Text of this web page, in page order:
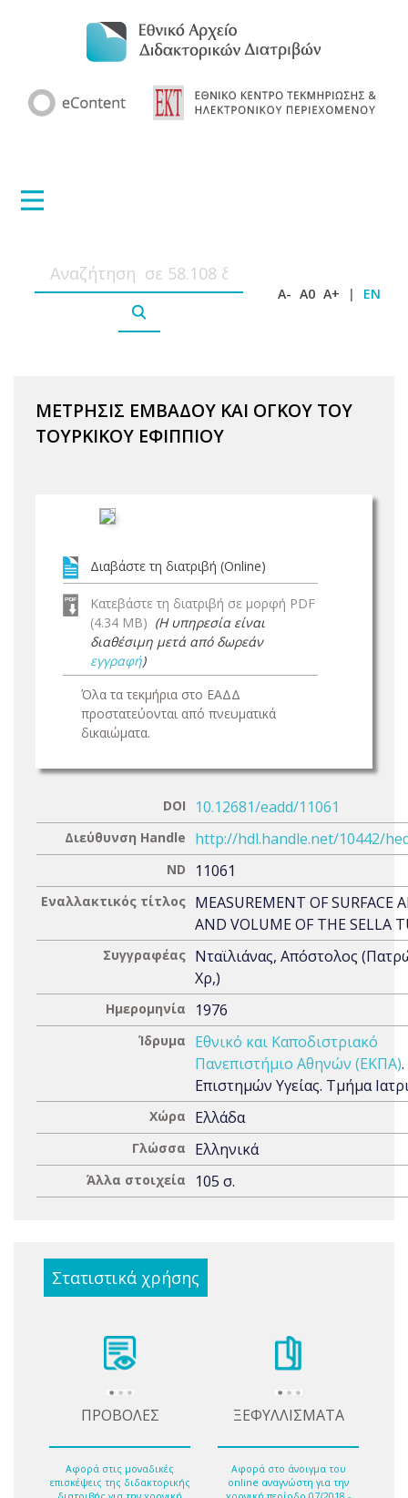
A- A0 A+ | EN
ΜΕΤΡΗΣΙΣ ΕΜΒΑΔΟΥ ΚΑΙ ΟΓΚΟΥ ΤΟΥ
ΤΟΥΡΚΙΚΟΥ ΕΦΙΠΠΙΟΥ
Διαβάστε τη διατριβή (Online)
Κατεβάστε τη διατριβή σε μορφή PDF
(4.34 MB) (Η υπηρεσία είναι
διαθέσιμη μετά από δωρεάν
εγγραφή)
Όλα τα τεκμήρια στο ΕΑΔΔ
προστατεύονται από πνευματικά
δικαιώματα.
DOI 10.12681/eadd/11061
Διεύθυνση Handle http://hdl.handle.net/10442/
ND 11061
Εναλλακτικός τίτλος MEASUREMENT OF SURFACE
AND VOLUME OF THE SELLA
Συγγραφέας Νταϊλιάνας, Απόστολος
Χρ,)
Ημερομηνία 1976
Ίδρυμα
Εθνικό και Καποδιστριακό
Πανεπιστήμιο Αθηνών (ΕΚΠΑ)
Επιστημών Υγείας. Τμήμα
Χώρα Ελλάδα
Γλώσσα Ελληνικά
Άλλα στοιχεία 105 σ.
Στατιστικά χρήσης
ΠΡΟΒΟΛΕΣ
Αφορά στις μοναδικές
επισκέψεις της διδακτορικής
ΞΕΦΥΛΛΙΣΜΑΤΑ
Αφορά στο άνοιγμα του
online αναγνώστη για την